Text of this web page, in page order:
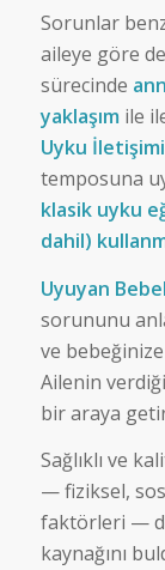
Sorunlar
aileye göre
sürecinde
yaklaşımile
Uyku
temposuna
klasik uyku
dahil)
Uyuyan
sorununu
ve
Ailenin
bir araya
Sağlıklı ve
— fiziksel,
faktörleri —
kaynağını